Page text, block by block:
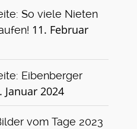
So viele Nieten
11. Februar
Eibenberger
Januar 2024
vom Tage 2023